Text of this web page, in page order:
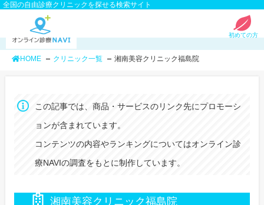
全国の自由診療クリニックを探せる検索サイト
初めての方
HOME クリニック一覧 湘南美容クリニック福島院
この記事では、商品・サービスのリンク先にプロモーシ
ョンが含まれています。
コンテンツの内容やランキングについてはオンライン診
療NAVIの調査をもとに制作しています。
湘南美容クリニック福島院